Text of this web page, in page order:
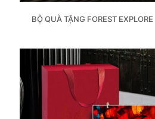
BỘ QUÀ TẶNG FOREST EXPLORE